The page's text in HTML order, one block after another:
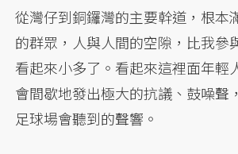
從灣仔到銅鑼灣的主要幹道，根本
的群眾，人與人間的空隙，比我參
看起來小多了。看起來這裡面年輕
會間歇地發出極大的抗議、鼓噪聲
足球場會聽到的聲響。